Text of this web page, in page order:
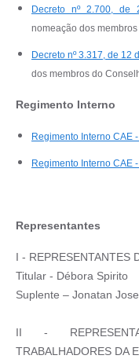
Decreto nº 2.700, de
nomeação dos
Decreto nº 3.317, de 12
dos membros do
Regimento Interno
Regimento Interno CAE
Regimento Interno CAE
Representantes
I - REPRESENTANTES
Titular - Débora Spirito
Suplente – Jonatan
II -
TRABALHADORES DA